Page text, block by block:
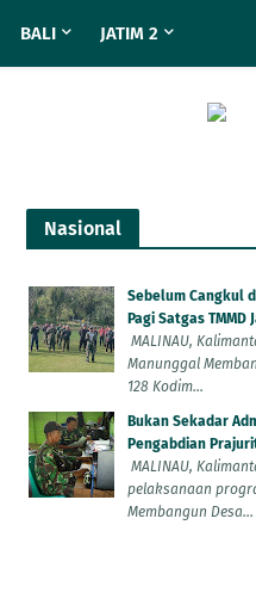
BALI JATIM 2
Nasional
Sebelum Cangkul
Pagi Satgas
MALINAU,
Manunggal
128 Kodim...
Bukan Sekadar
Pengabdian
MALINAU,
pelaksanaan
Membangun Desa...